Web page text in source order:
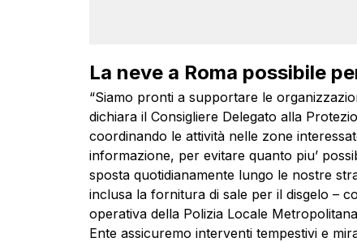
La neve a Roma possibile
“Siamo pronti a supportare le
dichiara il Consigliere Delegato alla
coordinando le attività nelle zone
informazione, per evitare quanto piu’
sposta quotidianamente lungo le nostre
inclusa la fornitura di sale per il disgelo –
operativa della Polizia Locale
Ente assicuremo interventi tempestivi e